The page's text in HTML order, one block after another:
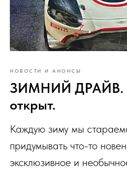
НОВОСТИ И АНОНСЫ
ЗИМНИЙ ДРАЙВ.
открыт.
Каждую зиму мы
придумывать что-то
эксклюзивное и